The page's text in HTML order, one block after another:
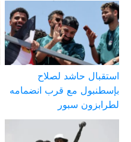
استقبال حاشد لصلاح
بإسطنبول مع قرب انضمامه
لطرابزون سبور